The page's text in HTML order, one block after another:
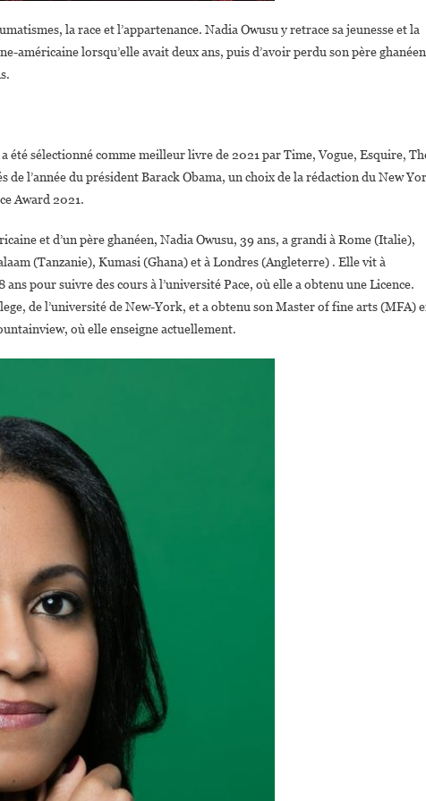
la race et l’appartenance. Nadia Owusu y retrace sa jeunesse et la
américaine lorsqu’elle avait deux ans, puis d’avoir perdu son père ghanéen
été sélectionné comme meilleur livre de 2021 par Time, Vogue, Esquire,
de l’année du président Barack Obama, un choix de la rédaction du New
Award 2021.
et d’un père ghanéen, Nadia Owusu, 39 ans, a grandi à Rome (Italie),
(Tanzanie), Kumasi (Ghana) et à Londres (Angleterre) . Elle vit à
ans pour suivre des cours à l’université Pace, où elle a obtenu une Licence.
de l’université de New-York, et a obtenu son Master of fine arts (MFA)
où elle enseigne actuellement.